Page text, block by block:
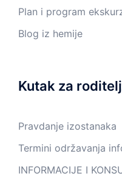
Plan i program
Blog iz hemije
Kutak za
Pravdanje izostanaka
Termini održavanja
INFORMACIJE I